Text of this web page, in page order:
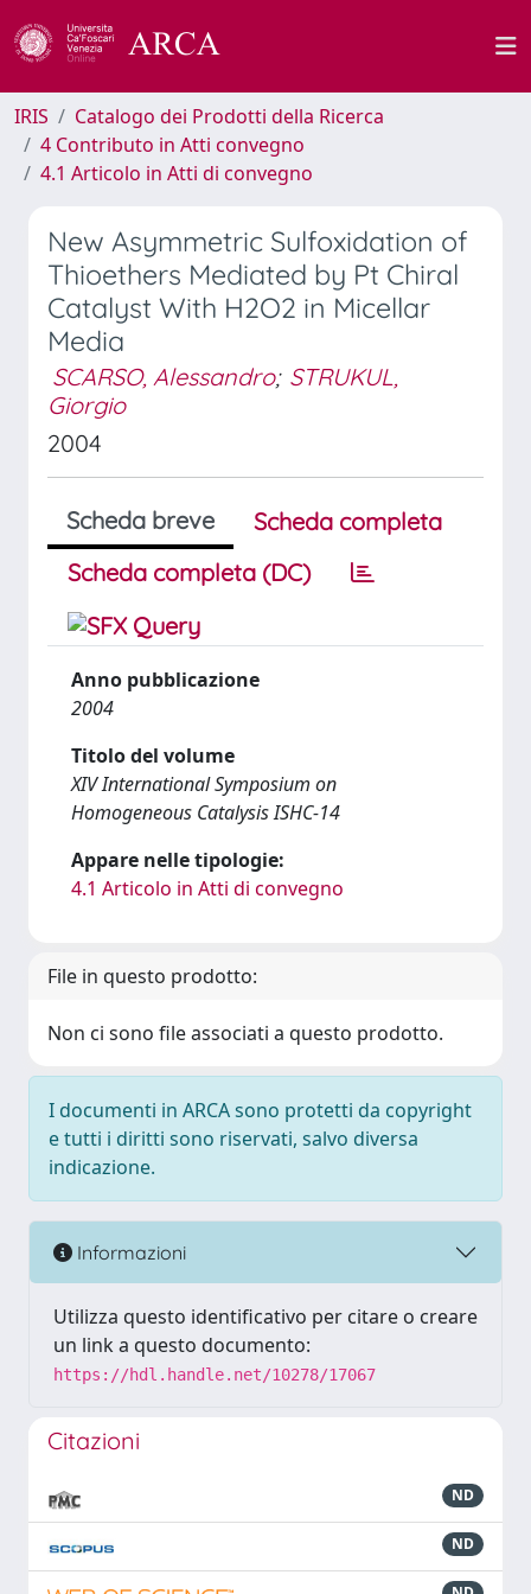
IRIS
Catalogo dei Prodotti della Ricerca
4 Contributo in Atti convegno
4.1 Articolo in Atti di convegno
New Asymmetric Sulfoxidation of
Thioethers Mediated by Pt Chiral
Catalyst With H2O2 in Micellar
Media
SCARSO, Alessandro; STRUKUL,
Giorgio
2004
Scheda breve
Scheda completa
Scheda completa (DC)
Anno pubblicazione
2004
Titolo del volume
XIV International Symposium on
Homogeneous Catalysis ISHC-14
Appare nelle tipologie:
4.1 Articolo in Atti di convegno
File in questo prodotto:
Non ci sono file associati a questo prodotto.
I documenti in ARCA sono protetti da copyright
e tutti i diritti sono riservati, salvo diversa
indicazione.
Informazioni
Utilizza questo identificativo per citare o creare
un link a questo documento:
https://hdl.handle.net/10278/17067
Citazioni
ND
ND